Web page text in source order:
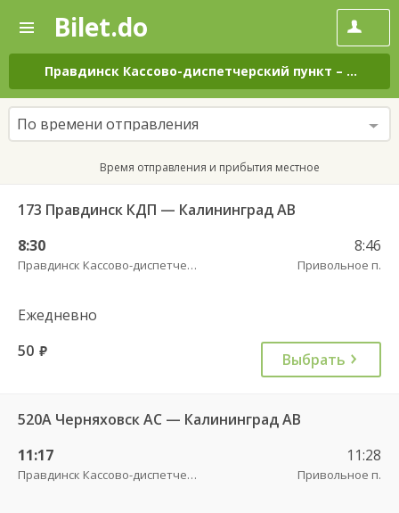
—
Поиск
и
покупка
билетов
на
автобус
онлайн
Bilet.do
Правдинск Кассово-диспетчерский пункт –
По времени отправления
Время отправления и прибытия местное
173 Правдинск КДП — Калининград АВ
8:30
Правдинск Кассово-диспетчерский пункт
8:46
Привольное п.
Ежедневно
50 руб. Выбрать
520А Черняховск АС — Калининград АВ
11:17
Правдинск Кассово-диспетчерский пункт
11:28
Привольное п.